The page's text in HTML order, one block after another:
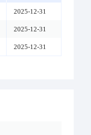
2025-12-31
2025-12-31
2025-12-31